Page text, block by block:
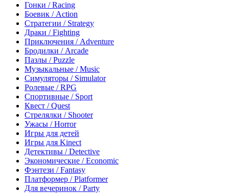
Гонки / Racing
Боевик / Action
Стратегии / Strategy
Драки / Fighting
Приключения / Adventure
Бродилки / Arcade
Пазлы / Puzzle
Музыкальные / Music
Симуляторы / Simulator
Ролевые / RPG
Спортивные / Sport
Квест / Quest
Стрелялки / Shooter
Ужасы / Horror
Игры для детей
Игры для Kinect
Детективы / Detective
Экономические / Economic
Фэнтези / Fantasy
Платформер / Platformer
Для вечеринок / Party